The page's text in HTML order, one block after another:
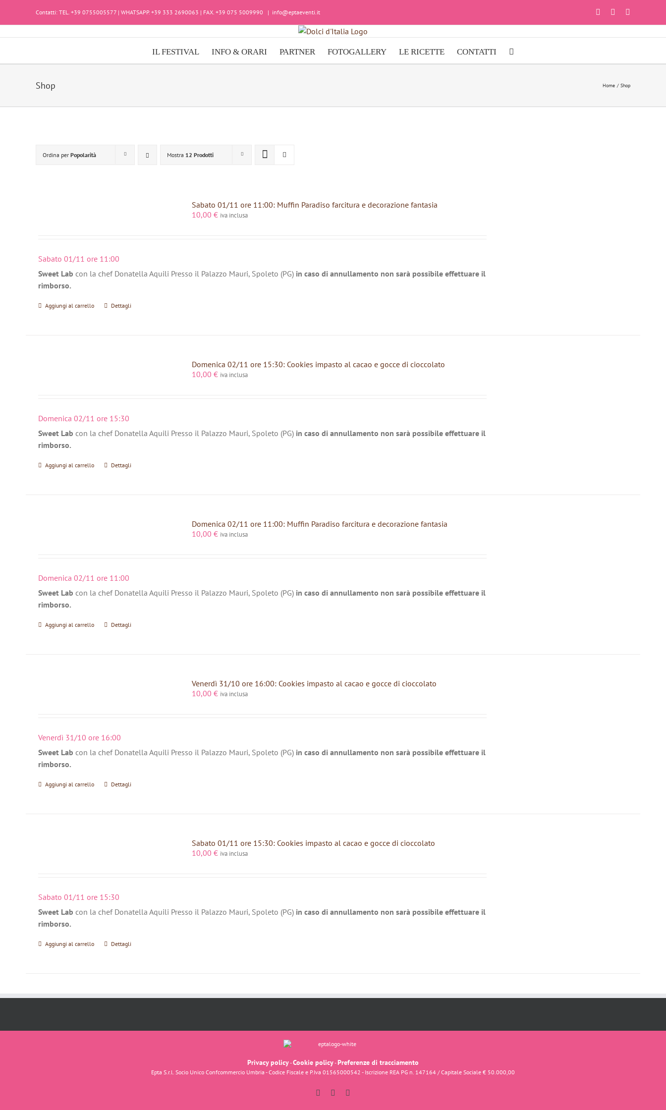
Contatti: TEL. +39 0755005577 | WHATSAPP. +39 333 2690063 | FAX. +39 075 5009990 | info@eptaeventi.it FacebookInstagram
IL FESTIVAL INFO & ORARI PARTNER FOTOGALLERY LE RICETTE CONTATTI
Shop Home Shop
Ordina per Popolarità Mostra 12 Prodotti
Sabato 01/11 ore 11:00: Muffin Paradiso farcitura e decorazione fantasia
10,00 € iva inclusa
Sabato 01/11 ore 11:00
Sweet Lab con la chef Donatella Aquili Presso il Palazzo Mauri, Spoleto (PG) in caso di annullamento non sarà possibile effettuare il
rimborso.
Aggiungi al carrello Dettagli
Domenica 02/11 ore 15:30: Cookies impasto al cacao e gocce di cioccolato
10,00 € iva inclusa
Domenica 02/11 ore 15:30
Sweet Lab con la chef Donatella Aquili Presso il Palazzo Mauri, Spoleto (PG) in caso di annullamento non sarà possibile effettuare il
rimborso.
Aggiungi al carrello Dettagli
Domenica 02/11 ore 11:00: Muffin Paradiso farcitura e decorazione fantasia
10,00 € iva inclusa
Domenica 02/11 ore 11:00
Sweet Lab con la chef Donatella Aquili Presso il Palazzo Mauri, Spoleto (PG) in caso di annullamento non sarà possibile effettuare il
rimborso.
Aggiungi al carrello Dettagli
Venerdì 31/10 ore 16:00: Cookies impasto al cacao e gocce di cioccolato
10,00 € iva inclusa
Venerdì 31/10 ore 16:00
Sweet Lab con la chef Donatella Aquili Presso il Palazzo Mauri, Spoleto (PG) in caso di annullamento non sarà possibile effettuare il
rimborso.
Aggiungi al carrello Dettagli
Sabato 01/11 ore 15:30: Cookies impasto al cacao e gocce di cioccolato
10,00 € iva inclusa
Sabato 01/11 ore 15:30
Sweet Lab con la chef Donatella Aquili Presso il Palazzo Mauri, Spoleto (PG) in caso di annullamento non sarà possibile effettuare il
rimborso.
Aggiungi al carrello Dettagli
Privacy policy-Cookie policy-Preferenze di tracciamento
Epta S.r.l. Socio Unico Confcommercio Umbria - Codice Fiscale e P.Iva 01565000542 - Iscrizione REA PG n. 147164 / Capitale Sociale € 50.000,00
FacebookInstagram